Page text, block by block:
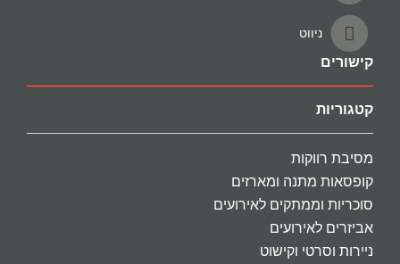
ניווט
קישורים
קטגוריות
מסיבת רווקות
קופסאות מתנה ומארזים
סוכריות וממתקים לאירועים
אביזרים לאירועים
ניירות וסרטי וקישוט